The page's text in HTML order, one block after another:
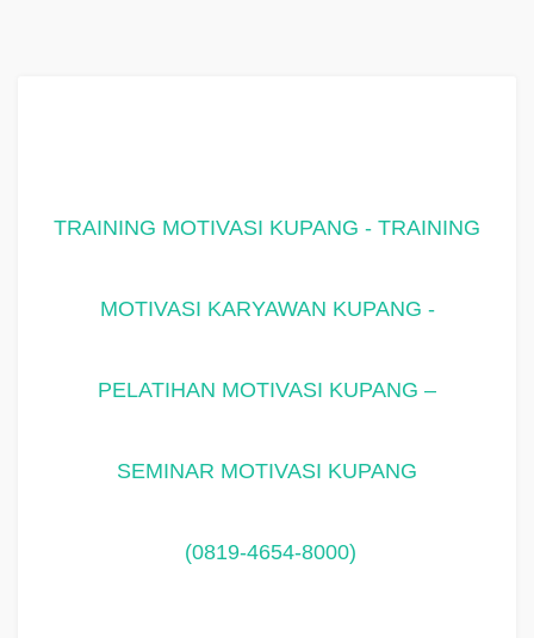
TRAINING MOTIVASI KUPANG - TRAINING
MOTIVASI KARYAWAN KUPANG -
PELATIHAN MOTIVASI KUPANG –
SEMINAR MOTIVASI KUPANG
(0819-4654-8000)